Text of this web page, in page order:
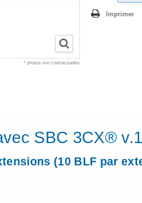
* photos non contractuelles
Imprimer
SBC 3CX®
(10 BLF par